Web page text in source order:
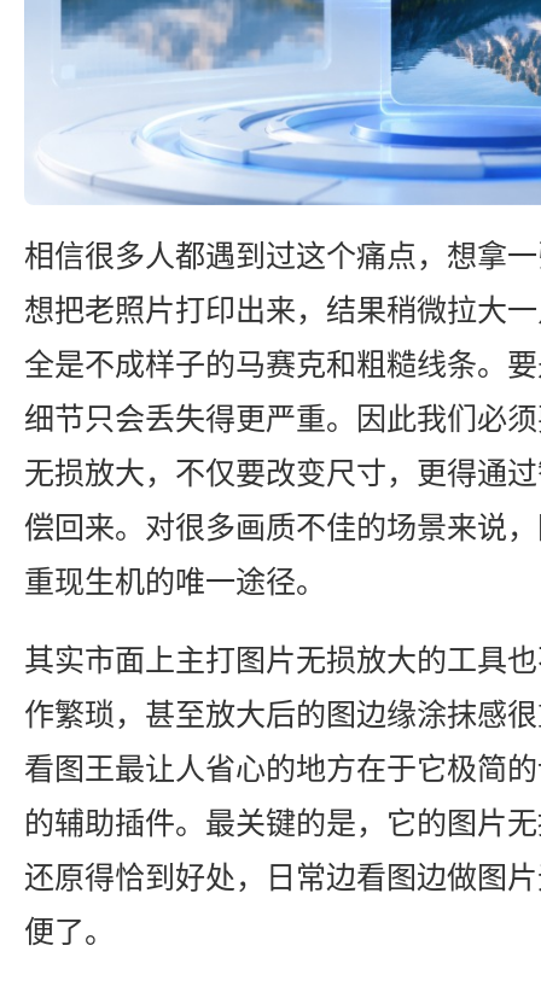
相信很多人都遇到过这个痛点，想拿
想把老照片打印出来，结果稍微拉大
全是不成样子的马赛克和粗糙线条。
细节只会丢失得更严重。因此我们必
无损放大，不仅要改变尺寸，更得通
偿回来。对很多画质不佳的场景来说
重现生机的唯一途径。
其实市面上主打图片无损放大的工具
作繁琐，甚至放大后的图边缘涂抹感
看图王最让人省心的地方在于它极简
的辅助插件。最关键的是，它的图片
还原得恰到好处，日常边看图边做图
便了。